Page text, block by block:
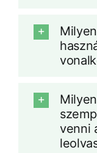
venni